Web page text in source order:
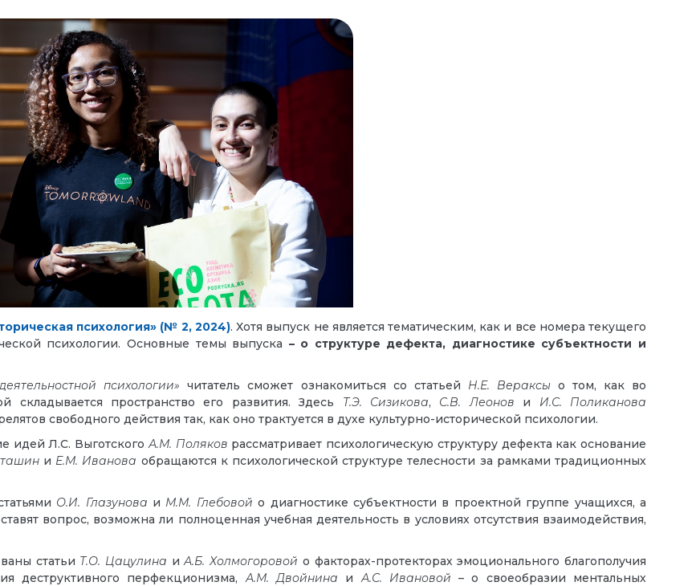
психология» (№ 2, 2024). Хотя выпуск не является тематическим, как и все номера текущего
психологии. Основные темы выпуска – о структуре дефекта, диагностике субъектности и
психологии» читатель сможет ознакомиться со статьей Н.Е. Вераксыо том, как во
складывается пространство его развития. Здесь Т.Э. Сизикова, С.В. Леонов и И.С. Поликанова
свободного действия так, как оно трактуется в духе культурно-исторической психологии.
идей Л.С. ВыготскогоА.М. Поляков рассматривает психологическую структуру дефекта как основание
и Е.М. Иванова обращаются к психологической структуре телесности за рамками традиционных
О.И. Глазунова и М.М. Глебовой о диагностике субъектности в проектной группе учащихся, а
вопрос, возможна ли полноценная учебная деятельность в условиях отсутствия взаимодействия,
статьи Т.О. Цацулина иА.Б. Холмогоровой о факторах-протекторах эмоционального благополучия
деструктивного перфекционизма,А.М. Двойнина иА.С. Ивановой – о своеобразии ментальных